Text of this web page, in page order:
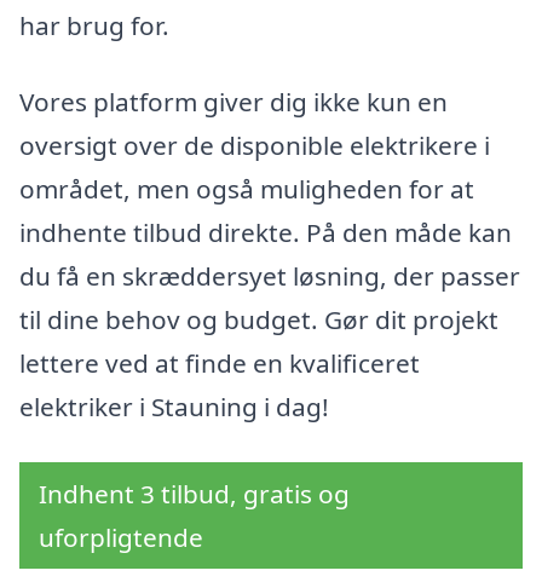
har brug for.
Vores platform giver dig ikke kun en
oversigt over de disponible elektrikere i
området, men også muligheden for at
indhente tilbud direkte. På den måde kan
du få en skræddersyet løsning, der passer
til dine behov og budget. Gør dit projekt
lettere ved at finde en kvalificeret
elektriker i Stauning i dag!
Indhent 3 tilbud, gratis og
uforpligtende